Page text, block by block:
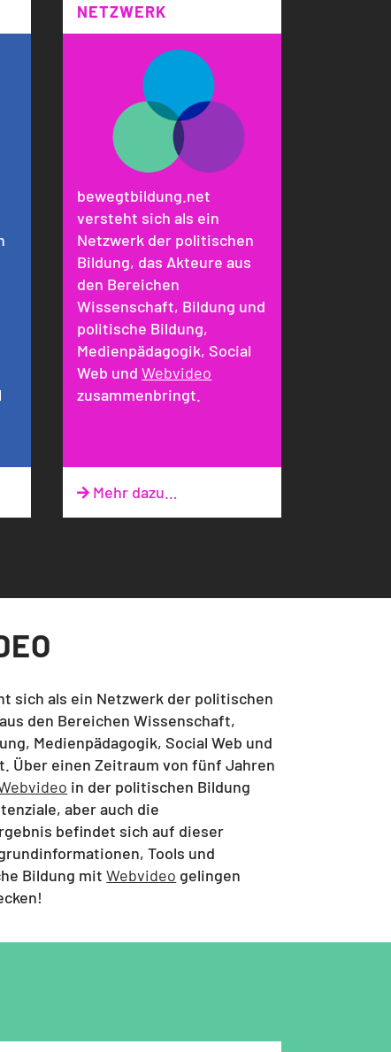
NETZWERK
bewegtbildung.net
versteht sich als ein
Netzwerk der politischen
Bildung, das Akteure aus
den Bereichen
Wissenschaft, Bildung und
politische Bildung,
Medienpädagogik, Social
Web undWebvideo
zusammenbringt.
 Mehr dazu…
sich als ein Netzwerk der politischen
den Bereichen Wissenschaft,
Medienpädagogik, Social Web und
Über einen Zeitraum von fünf Jahren
in der politischen Bildung
aber auch die
befindet sich auf dieser
Tools und
Bildung mitWebvideo gelingen